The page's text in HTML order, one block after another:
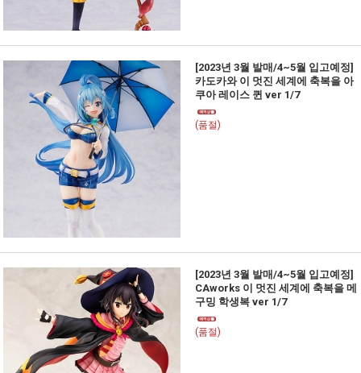
[2023년 3월 발매/4~5월 입고예정]
카도카와 이 멋진 세계에 축복을 아
쿠아 레이스 퀸 ver 1/7
(품절)
[2023년 3월 발매/4~5월 입고예정]
CAworks 이 멋진 세계에 축복을 메
구밍 학생복 ver 1/7
(품절)